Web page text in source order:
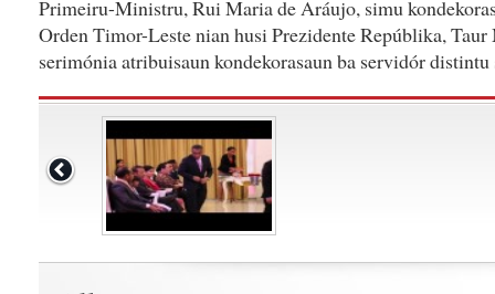
Primeiru-Ministru, Rui Maria de Aráujo, simu
Orden Timor-Leste nian husi Prezidente Repúblika, Taur
serimónia atribuisaun kondekorasaun ba servidór